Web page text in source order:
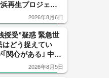
再生プロジェク
2026年8月6日
授受”疑惑 緊急世
はどう捉えてい
｢関心がある｣ 中尾
信用したのは僅
発】
2026年8月5日